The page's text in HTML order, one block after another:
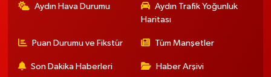
Aydın Hava Durumu
Aydın Trafik Yoğunluk
Haritası
Puan Durumu ve Fikstür Tüm Manşetler
Son Dakika Haberleri Haber Arşivi